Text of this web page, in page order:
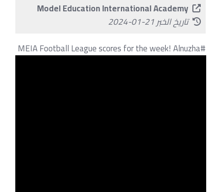
Model Education International Academy
تاريخ الخبر 21-01-2024
#MEIA Football League scores for the week! Alnuzha